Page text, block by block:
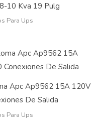
10 Kva 19 Pulg
Para Ups
Apc Ap9562 15A 120V
De Salida
Para Ups